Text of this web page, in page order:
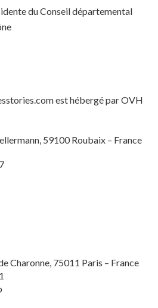
du Conseil départemental
est hébergé par OVH
59100 Roubaix – France
Charonne, 75011 Paris – France